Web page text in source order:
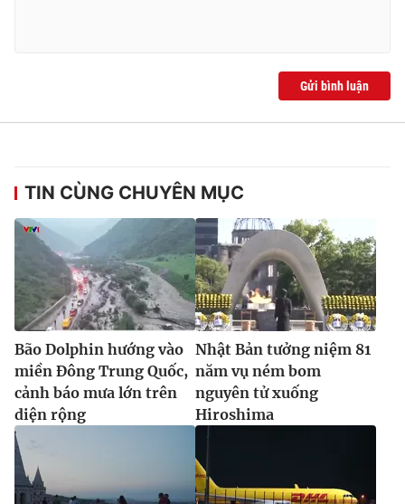
Gửi bình luận
TIN CÙNG CHUYÊN MỤC
Bão Dolphin hướng vào
miền Đông Trung Quốc,
cảnh báo mưa lớn trên
diện rộng
Nhật Bản tưởng niệm 81
năm vụ ném bom
nguyên tử xuống
Hiroshima